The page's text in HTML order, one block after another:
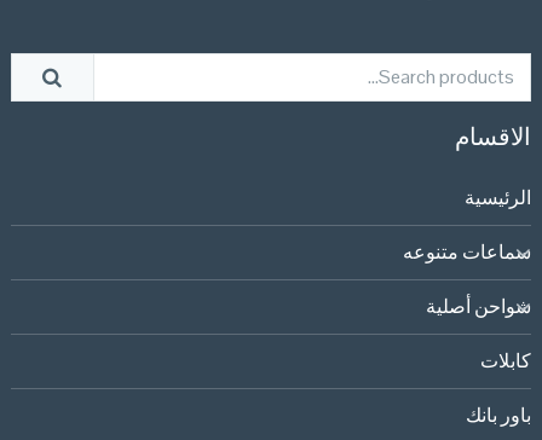
الاقسام
الرئيسية
سماعات متنوعه
شواحن أصلية
كابلات
باور بانك